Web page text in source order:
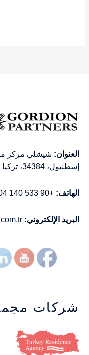
العنوان:
إسطنبول، 34384، تركيا
الهاتف: +90 533 140 04 96
البريد الإلكتروني:
شركات